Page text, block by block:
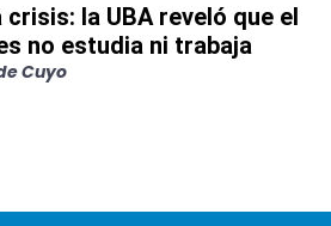
la UBA reveló que el
no estudia ni trabaja
Cuyo